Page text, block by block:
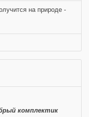
на природе -
комплектик